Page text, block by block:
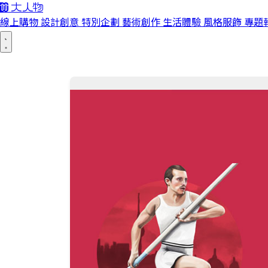
線上購物 設計創意 特別企劃 藝術創作 生活體驗 風格服飾 專題